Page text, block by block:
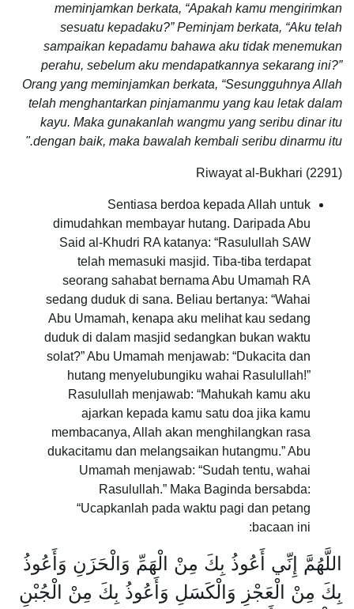
meminjamkan berkata, “Apakah kamu mengirimkan
sesuatu kepadaku?” Peminjam berkata, “Aku telah
sampaikan kepadamu bahawa aku tidak menemukan
perahu, sebelum aku mendapatkannya sekarang ini?”
Orang yang meminjamkan berkata, “Sesungguhnya Allah
telah menghantarkan pinjamanmu yang kau letak dalam
kayu. Maka gunakanlah wangmu yang seribu dinar itu
dengan baik, maka bawalah kembali seribu dinarmu itu."
Riwayat al-Bukhari (2291)
Sentiasa berdoa kepada Allah untuk
dimudahkan membayar hutang. Daripada Abu
Said al-Khudri RA katanya: “Rasulullah SAW
telah memasuki masjid. Tiba-tiba terdapat
seorang sahabat bernama Abu Umamah RA
sedang duduk di sana. Beliau bertanya: “Wahai
Abu Umamah, kenapa aku melihat kau sedang
duduk di dalam masjid sedangkan bukan waktu
solat?” Abu Umamah menjawab: “Dukacita dan
hutang menyelubungiku wahai Rasulullah!”
Rasulullah menjawab: “Mahukah kamu aku
ajarkan kepada kamu satu doa jika kamu
membacanya, Allah akan menghilangkan rasa
dukacitamu dan melangsaikan hutangmu.” Abu
Umamah menjawab: “Sudah tentu, wahai
Rasulullah.” Maka Baginda bersabda:
“Ucapkanlah pada waktu pagi dan petang
bacaan ini:
اللَّهُمَّ إِنِّي أَعُوذُ بِكَ مِنْ الْهَمِّ وَالْحَزَنِ وَأَعُوذُ
بِكَ مِنْ الْعَجْزِ وَالْكَسَلِ وَأَعُوذُ بِكَ مِنْ الْجُبْنِ